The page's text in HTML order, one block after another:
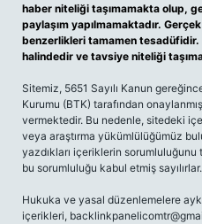
haber niteliği taşımamakta olup,
paylaşım yapılmamaktadır.
benzerlikleri tamamen
halindedir ve tavsiye niteliği
Sitemiz, 5651 Sayılı Kanun
Kurumu (BTK) tarafından
vermektedir. Bu nedenle, sitedeki
veya araştırma yükümlülüğümüz
yazdıkları içeriklerin
bu sorumluluğu kabul etmiş sayılırlar.
Hukuka ve yasal düzenlemelere
içerikleri,